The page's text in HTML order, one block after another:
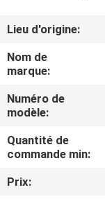
PROPOS
DE
NOUS
VISITE
DE
Lieu d'origine:
Nom de
marque:
Numéro de
modèle:
Quantité de
commande min:
Prix: